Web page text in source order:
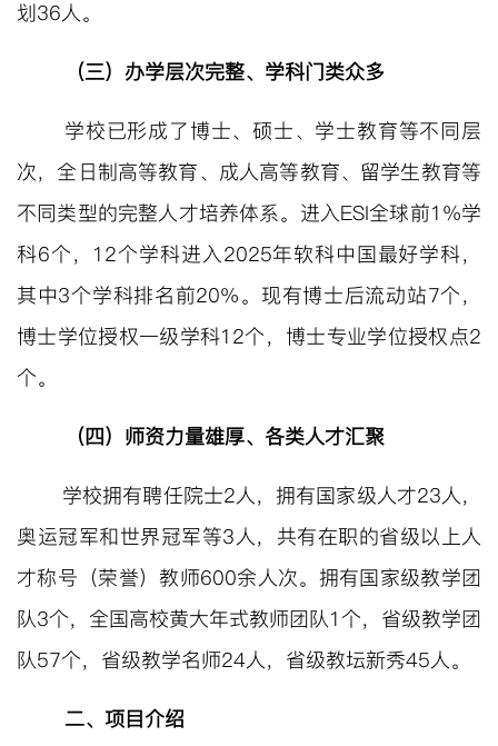
划36人。
（三） 办学层次完整、学科门类众多
学校已形成了博士、硕士、学士教育等不同层
次，全日制高等教育、成人高等教育、留学生教育等
不同类型的完整人才培养体系。进入ESI全球前1%学
科6个，12个学科进入2025年软科中国最好学科，
其中3个学科排名前20%。现有博士后流动站7个，
博士学位授权一级学科12个，博士专业学位授权点2
个。
（四） 师资力量雄厚、各类人才汇聚
学校拥有聘任院士2人，拥有国家级人才23人，
奥运冠军和世界冠军等3人，共有在职的省级以上人
才称号（荣誉）教师600余人次。拥有国家级教学团
队3个，全国高校黄大年式教师团队1个，省级教学团
队57个，省级教学名师24人，省级教坛新秀45人。
二、项目介绍